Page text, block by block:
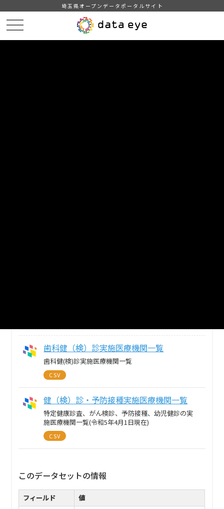
埼玉県オープンデータポータルサイト
歯科健（検）診実施医療機関一覧
歯科健(検)診実施医療機関一覧
CSV
健（検）診・予防接種実施医療機関一覧
特定健康診査、がん検診、予防接種、幼児健診の実
施医療機関一覧(令和5年4月1日現在)
CSV
このデータセットの情報
フィールド 値